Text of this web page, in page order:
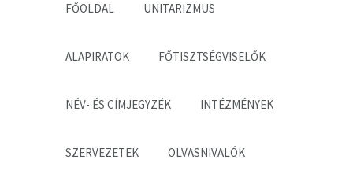
FŐOLDAL UNITARIZMUS
ALAPIRATOK FŐTISZTSÉGVISELŐK
NÉV- ÉS CÍMJEGYZÉK INTÉZMÉNYEK
SZERVEZETEK OLVASNIVALÓK